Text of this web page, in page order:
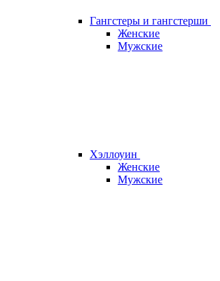
Гангстеры и гангстерши
Женские
Мужские
Хэллоуин
Женские
Мужские